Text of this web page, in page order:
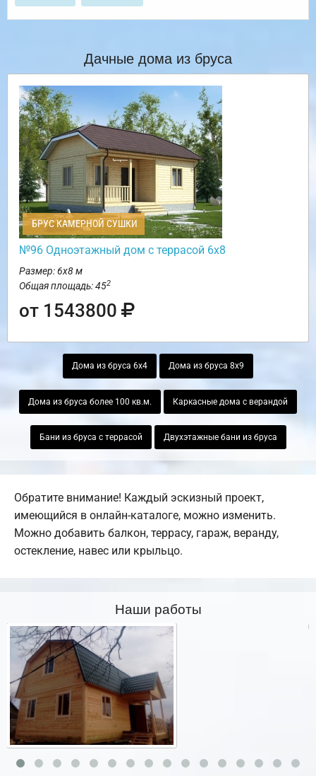
Дачные дома из бруса
БРУС КАМЕРНОЙ СУШКИ
№96 Одноэтажный дом с террасой 6х8
Размер: 6х8 м
Общая площадь: 452
от 1543800
Дома из бруса 6х4 Дома из бруса 8х9
Дома из бруса более 100 кв.м. Каркасные дома с верандой
Бани из бруса с террасой Двухэтажные бани из бруса
Обратите внимание! Каждый эскизный проект,
имеющийся в онлайн-каталоге, можно изменить.
Можно добавить балкон, террасу, гараж, веранду,
остекление, навес или крыльцо.
Наши работы